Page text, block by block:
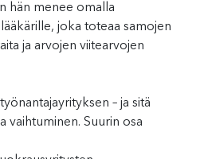
hän menee omalla
joka toteaa samojen
ja arvojen viitearvojen
ksen – ja sitä
vaihtuminen. Suurin osa